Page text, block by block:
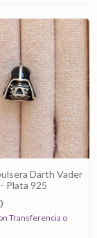
Darth Vader
Plata 925
Transferencia o